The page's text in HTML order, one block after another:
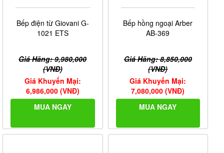
Bếp điện từ Giovani G-
1021 ETS
Giá Hãng: 9,980,000
(VNĐ)
Giá Khuyến Mại:
6,986,000 (VNĐ)
MUA NGAY
Bếp hồng ngoại Arber
AB-369
Giá Hãng: 8,850,000
(VNĐ)
Giá Khuyến Mại:
7,080,000 (VNĐ)
MUA NGAY